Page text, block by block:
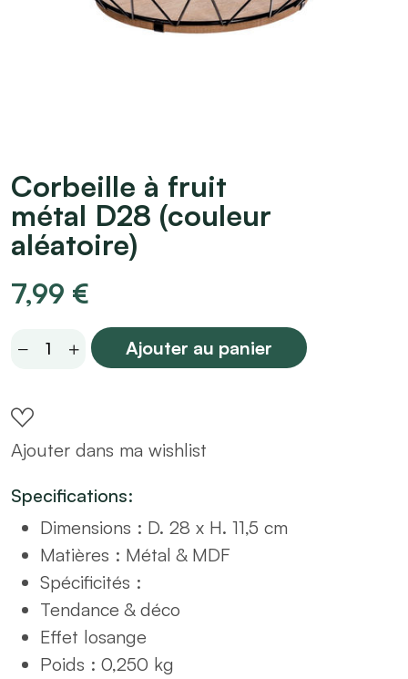
Corbeille à fruit
métal D28 (couleur
aléatoire)
7,99 €
Corbeille
métal
D28
aléatoire)
quantity
Ajouter au panier
Ajouter dans ma wishlist
Specifications:
Dimensions : D. 28 x H. 11,5 cm
Matières : Métal & MDF
Spécificités :
Tendance & déco
Effet losange
Poids : 0,250 kg